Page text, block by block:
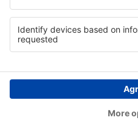
Copyright © eSky.cz.